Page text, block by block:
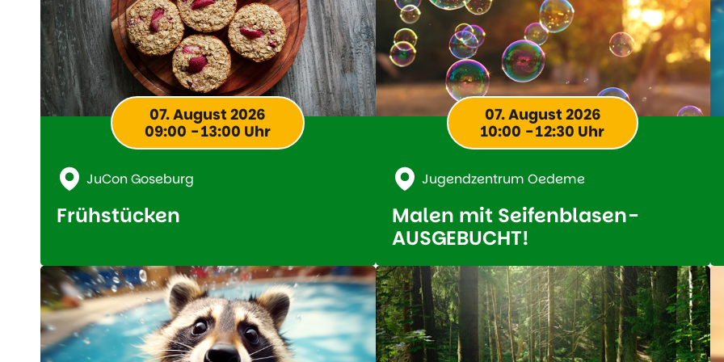
07. August 2026
09:00 - 13:00 Uhr
JuCon Goseburg
Frühstücken
07. August 2026
10:00 - 12:30 Uhr
Jugendzentrum Oedeme
Malen mit Seifenblasen-
AUSGEBUCHT!